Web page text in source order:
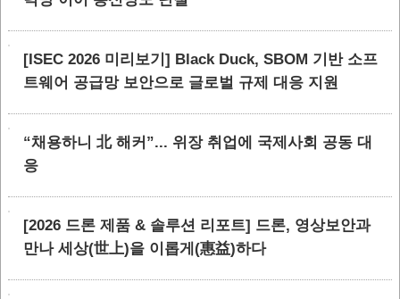
[ISEC 2026 미리보기] Black Duck, SBOM 기반 소프
트웨어 공급망 보안으로 글로벌 규제 대응 지원
“채용하니 北 해커”... 위장 취업에 국제사회 공동 대
응
[2026 드론 제품 & 솔루션 리포트] 드론, 영상보안과
만나 세상(世上)을 이롭게(惠益)하다